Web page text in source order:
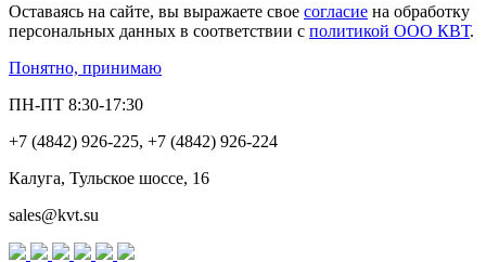
Оставаясь на сайте, вы выражаете свое согласие на обработку
персональных данных в соответствии с политикой ООО КВТ.
Понятно, принимаю
ПН-ПТ 8:30-17:30
+7 (4842) 926-225, +7 (4842) 926-224
Калуга, Тульское шоссе, 16
sales@kvt.su